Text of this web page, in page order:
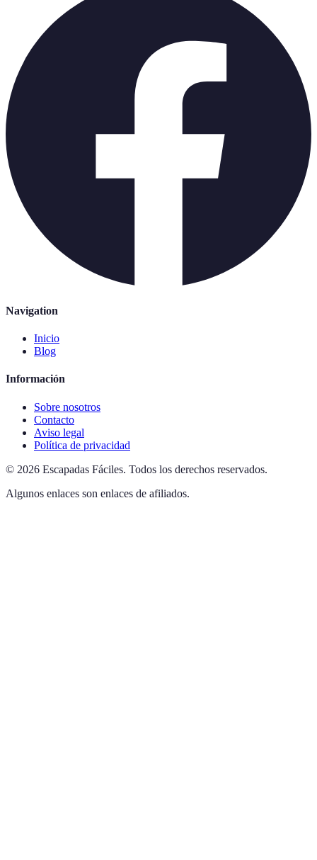
Navigation
Inicio
Blog
Información
Sobre nosotros
Contacto
Aviso legal
Política de privacidad
© 2026 Escapadas Fáciles. Todos los derechos reservados.
Algunos enlaces son enlaces de afiliados.